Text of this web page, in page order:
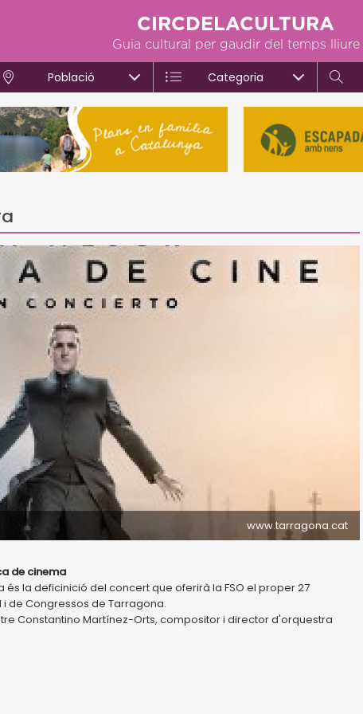
CIRCDELACULTURA
Guia cultural per gaudir del temps lliure
Població Categoria
www.tarragona.cat
de cinema
la deficinició del concert que oferirà la FSO el proper 27
de Congressos de Tarragona.
Constantino Martínez-Orts, compositor i director d'orquestra